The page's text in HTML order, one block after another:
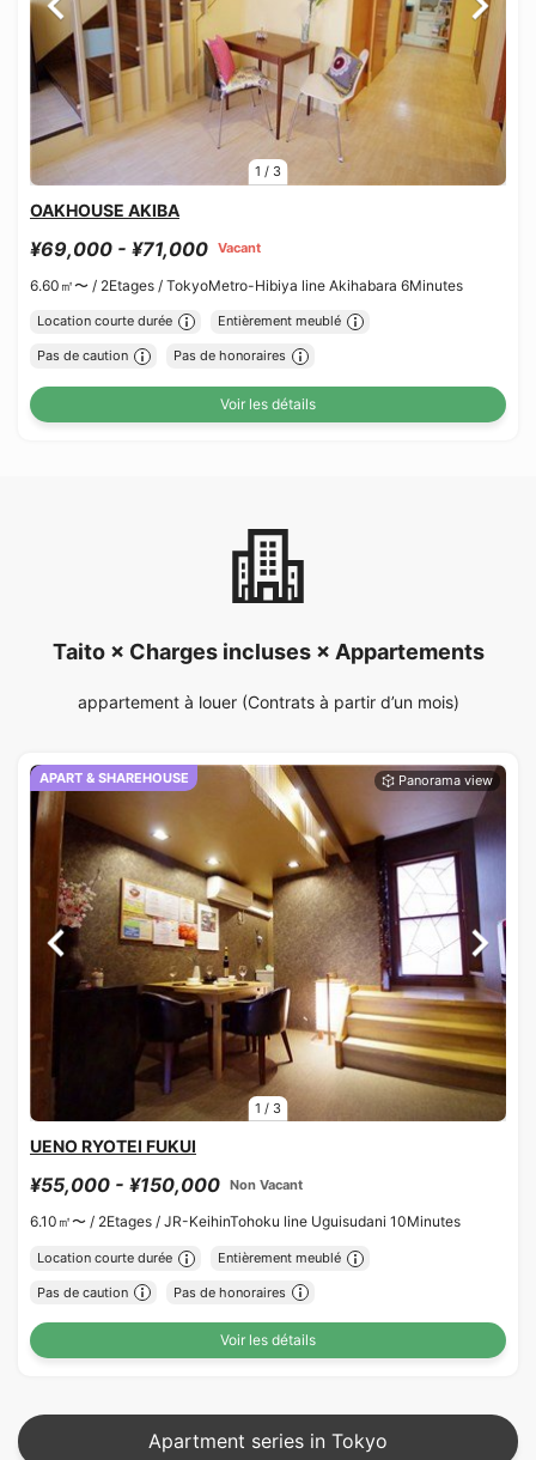
1 / 3
OAKHOUSE AKIBA
¥69,000 - ¥71,000 Vacant
6.60㎡〜 / 2Etages / TokyoMetro-Hibiya line Akihabara 6Minutes
Location courte durée Entièrement meublé
Pas de caution Pas de honoraires
Voir les détails
Taito × Charges incluses × Appartements
appartement à louer (Contrats à partir d’un mois)
1 / 3
APART & SHAREHOUSE
UENO RYOTEI FUKUI
¥55,000 - ¥150,000 Non Vacant
6.10㎡〜 / 2Etages / JR-KeihinTohoku line Uguisudani 10Minutes
Location courte durée Entièrement meublé
Pas de caution Pas de honoraires
Voir les détails
Apartment series in Tokyo